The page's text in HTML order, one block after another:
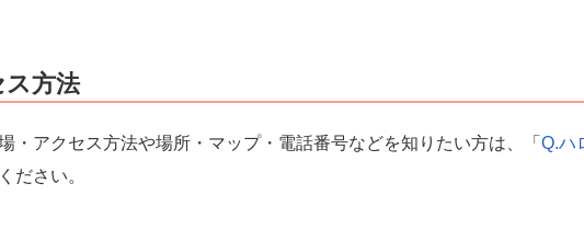
ス方法
・アクセス方法や場所・マップ・電話番号などを知りたい方は、「 Q.ハ
ださい。